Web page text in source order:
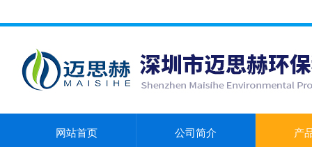
网站首页 公司简介 产